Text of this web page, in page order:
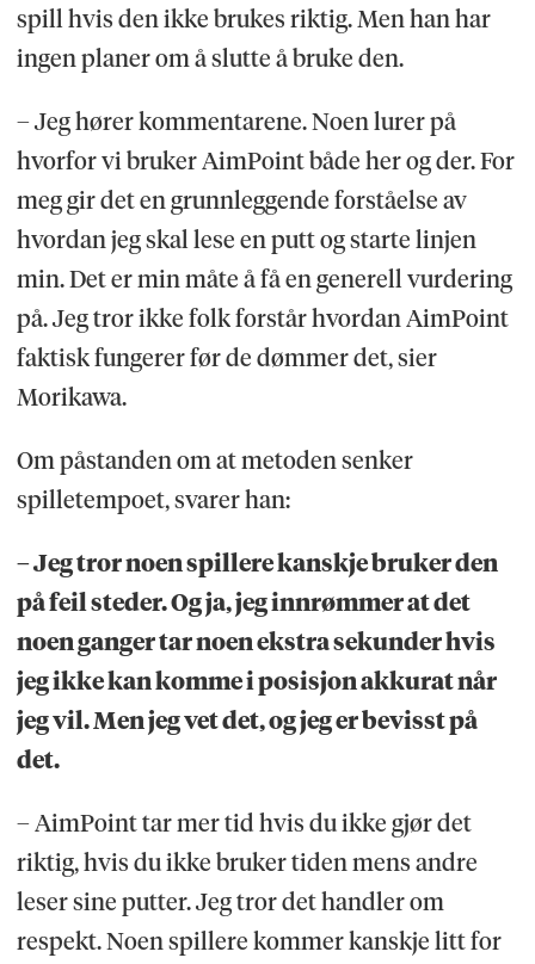
spill hvis den ikke brukes riktig. Men han har
ingen planer om å slutte å bruke den.
– Jeg hører kommentarene. Noen lurer på
hvorfor vi bruker AimPoint både her og der. For
meg gir det en grunnleggende forståelse av
hvordan jeg skal lese en putt og starte linjen
min. Det er min måte å få en generell vurdering
på. Jeg tror ikke folk forstår hvordan AimPoint
faktisk fungerer før de dømmer det, sier
Morikawa.
Om påstanden om at metoden senker
spilletempoet, svarer han:
– Jeg tror noen spillere kanskje bruker den
på feil steder. Og ja, jeg innrømmer at det
noen ganger tar noen ekstra sekunder hvis
jeg ikke kan komme i posisjon akkurat når
jeg vil. Men jeg vet det, og jeg er bevisst på
det.
– AimPoint tar mer tid hvis du ikke gjør det
riktig, hvis du ikke bruker tiden mens andre
leser sine putter. Jeg tror det handler om
respekt. Noen spillere kommer kanskje litt for